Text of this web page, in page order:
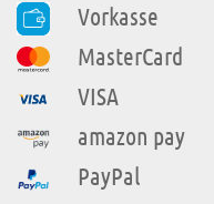
Vorkasse
MasterCard
VISA
amazon pay
PayPal